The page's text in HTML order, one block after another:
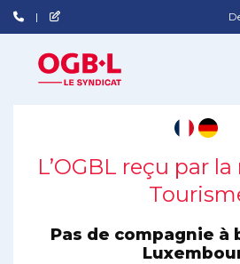
L’OGBL reçu par
Pas de compagnie à